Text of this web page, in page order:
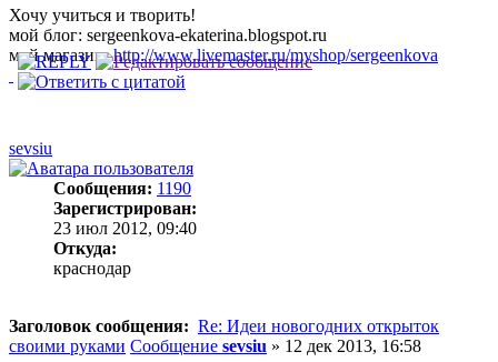
Хочу учиться и творить!
мой блог: sergeenkova-ekaterina.blogspot.ru
мой магазин:http://www.livemaster.ru/myshop/sergeenkova
sevsiu
Сообщения: 1190
Зарегистрирован:
23 июл 2012, 09:40
Откуда:
краснодар
Заголовок сообщения: Re: Идеи новогодних открыток
своими руками Сообщение sevsiu » 12 дек 2013, 16:58